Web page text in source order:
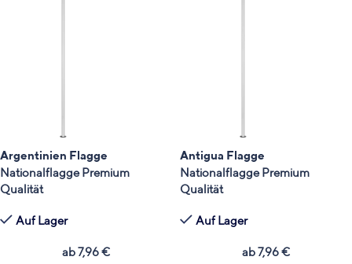
Argentinien Flagge
Nationalflagge Premium
Qualität
Auf Lager
ab7,96€
Antigua Flagge
Nationalflagge Premium
Qualität
Auf Lager
ab7,96€